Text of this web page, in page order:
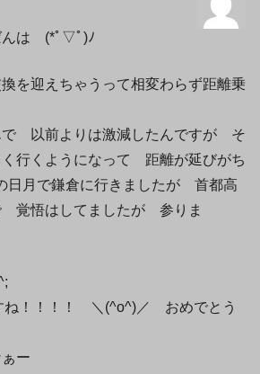
んは (*ﾟ▽ﾟ)ﾉ
を迎えちゃうって相変わらず距離乗
以前よりは激減したんですが そ
行くようになって 距離が延びがち
日月で鎌倉に行きましたが 首都高
覚悟はしてましたが 参りま
！！！！ ＼(^o^)／ おめでとう
ー